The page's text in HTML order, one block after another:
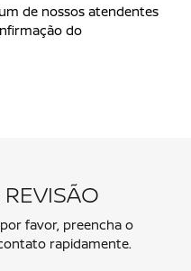
de nossos atendentes
do
favor, preencha o
rapidamente.